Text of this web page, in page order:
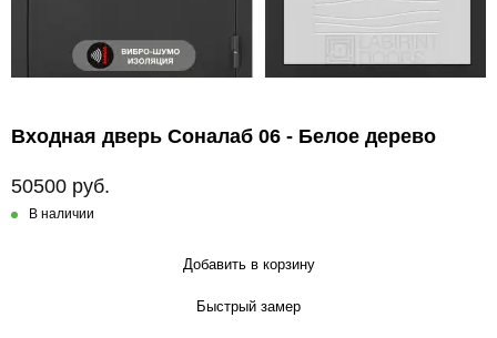
Входная дверь Соналаб 06 - Белое дерево
50500 руб.
В наличии
Добавить в корзину
Быстрый замер